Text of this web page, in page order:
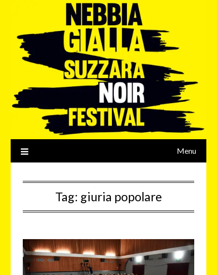
Menu
Tag: giuria popolare